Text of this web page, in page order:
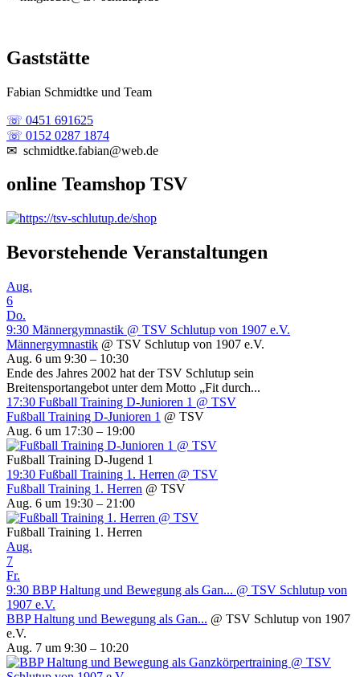
Gaststätte
Fabian Schmidtke und Team
☏ 0451 691625
☏ 0152 0287 1874
✉ schmidtke.fabian@web.de
online Teamshop TSV
Bevorstehende Veranstaltungen
Aug.
6
Do.
9:30 Männergymnastik @ TSV Schlutup von 1907 e.V.
Männergymnastik @ TSV Schlutup von 1907 e.V.
Aug. 6 um 9:30 – 10:30
Ende des Jahres 2002 hat der TSV Schlutup sein
Breitensportangebot unter dem Motto „Fit durch...
17:30 Fußball Training D-Junioren 1 @ TSV
Fußball Training D-Junioren 1 @ TSV
Aug. 6 um 17:30 – 19:00
Fußball Training D-Jugend 1
19:30 Fußball Training 1. Herren @ TSV
Fußball Training 1. Herren @ TSV
Aug. 6 um 19:30 – 21:00
Fußball Training 1. Herren
Aug.
7
Fr.
9:30 BBP Haltung und Bewegung als Gan... @ TSV Schlutup von
1907 e.V.
BBP Haltung und Bewegung als Gan... @ TSV Schlutup von 1907
e.V.
Aug. 7 um 9:30 – 10:20